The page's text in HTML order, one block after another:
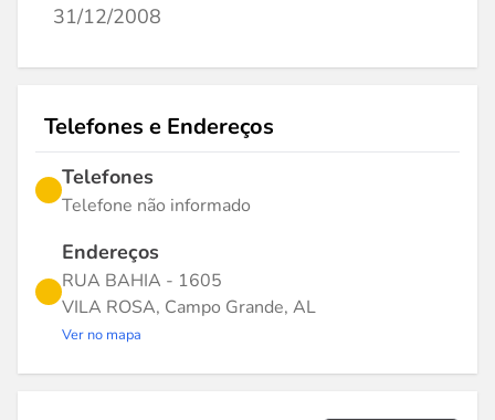
31/12/2008
Telefones e Endereços
Telefones
Telefone não informado
Endereços
RUA BAHIA - 1605
VILA ROSA, Campo Grande, AL
Ver no mapa